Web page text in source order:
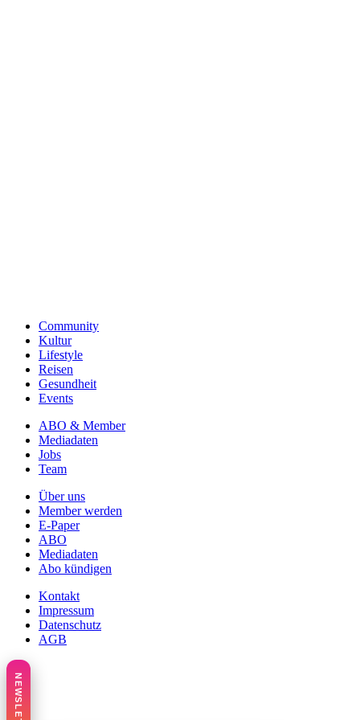
Community
Kultur
Lifestyle
Reisen
Gesundheit
Events
ABO & Member
Mediadaten
Jobs
Team
Über uns
Member werden
E-Paper
ABO
Mediadaten
Abo kündigen
Kontakt
Impressum
Datenschutz
AGB